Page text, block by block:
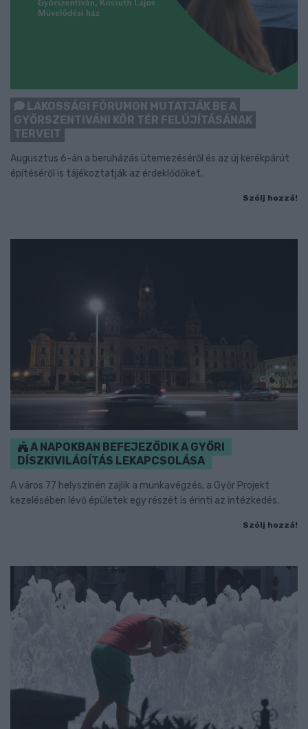
LAKOSSÁGI FÓRUMON MUTATJÁK BE A
GYŐRSZENTIVÁNI KÖR TÉR FELÚJÍTÁSÁNAK
TERVEIT
Augusztus 6-án a beruházás ütemezéséről és az új kerékpárút
építéséről is tájékoztatják az érdeklődőket.
Szólj hozzá!
A NAPOKBAN BEFEJEZŐDIK A GYŐRI
DÍSZKIVILÁGÍTÁS LEKAPCSOLÁSA
A város 77 helyszínén zajlik a munkavégzés, a Győr Projekt
kezelésében lévő épületek egy részét is érinti az intézkedés.
Szólj hozzá!